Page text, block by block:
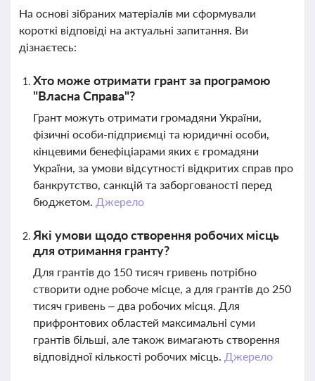
На основі зібраних матеріалів ми сформували
короткі відповіді на актуальні запитання. Ви
дізнаєтесь:
Хто може отримати грант за програмою
"Власна Справа"?
Грант можуть отримати громадяни України,
фізичні особи-підприємці та юридичні особи,
кінцевими бенефіціарами яких є громадяни
України, за умови відсутності відкритих справ про
банкрутство, санкцій та заборгованості перед
бюджетом. Джерело
Які умови щодо створення робочих місць
для отримання гранту?
Для грантів до 150 тисяч гривень потрібно
створити одне робоче місце, а для грантів до 250
тисяч гривень – два робочих місця. Для
прифронтових областей максимальні суми
грантів більші, але також вимагають створення
відповідної кількості робочих місць. Джерело